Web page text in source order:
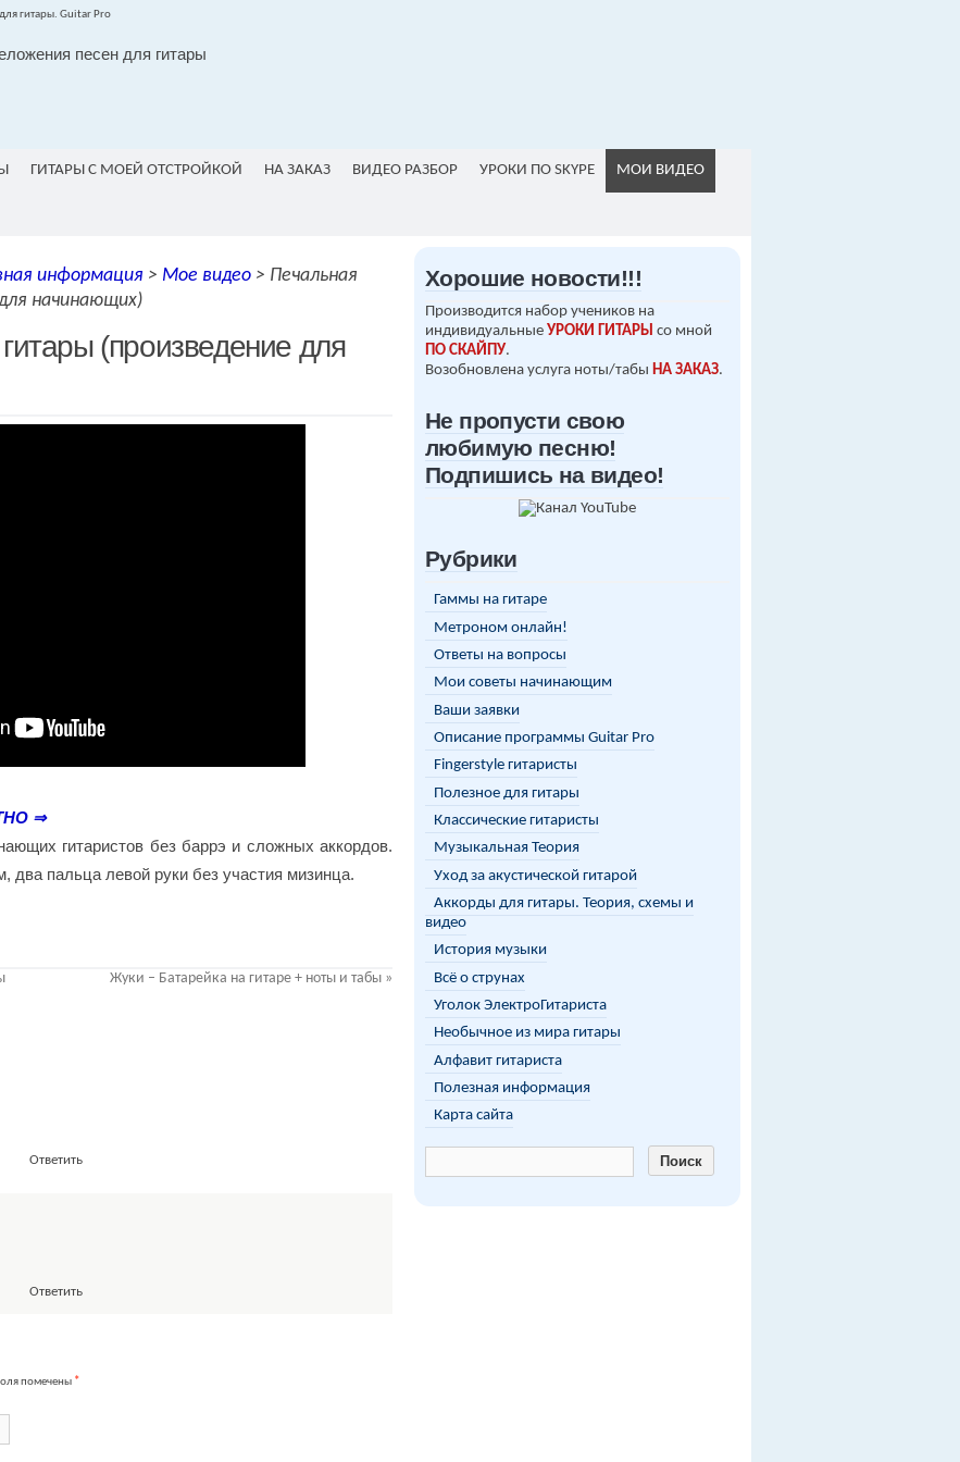
песен для гитары
ГИТАРЫ С МОЕЙ ОТСТРОЙКОЙ НА ЗАКАЗ ВИДЕО РАЗБОР УРОКИ ПО SKYPE МОИ ВИДЕО
информация > Мое видео > Печальная
начинающих)
(произведение для
⇒
гитаристов без баррэ и сложных аккордов.
пальца левой руки без участия мизинца.
Жуки – Батарейка на гитаре + ноты и табы »
Ответить
Ответить
помечены *
Хорошие новости!!!
Производится набор учеников на
индивидуальные УРОКИ ГИТАРЫ со мной
ПО СКАЙПУ.
Возобновлена услуга ноты/табы НА ЗАКАЗ.
Не пропусти свою
любимую песню!
Подпишись на видео!
Рубрики
Гаммы на гитаре
Метроном онлайн!
Ответы на вопросы
Мои советы начинающим
Ваши заявки
Описание программы Guitar Pro
Fingerstyle гитаристы
Полезное для гитары
Классические гитаристы
Музыкальная Теория
Уход за акустической гитарой
Аккорды для гитары. Теория, схемы и
видео
История музыки
Всё о струнах
Уголок ЭлектроГитариста
Необычное из мира гитары
Алфавит гитариста
Полезная информация
Карта сайта